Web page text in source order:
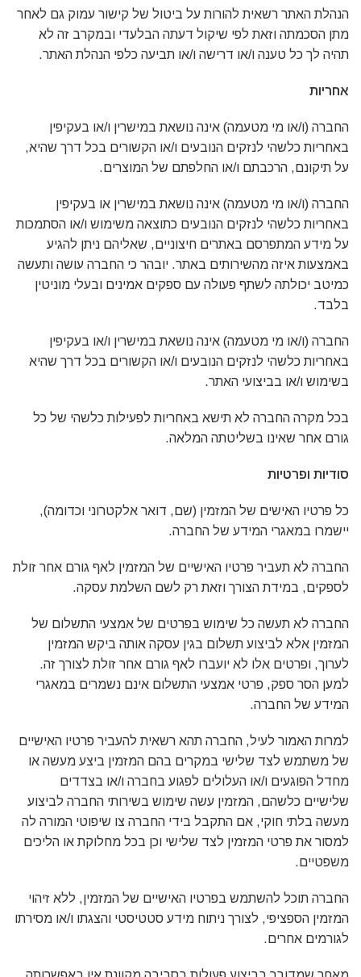
הנהלת האתר רשאית להורות על ביטול של קישור עמוק גם לאחר
מתן הסכמתה וזאת לפי שיקול דעתה הבלעדי ובמקרב זה לא
תהיה לך כל טענה ו/או דרישה ו/או תביעה כלפי הנהלת האתר.
אחריות
החברה (ו/או מי מטעמה) אינה נושאת במישרין ו/או בעקיפין
באחריות כלשהי לנזקים הנובעים ו/או הקשורים בכל דרך שהיא,
על תיקונם, הרכבתם ו/או החלפתם של המוצרים.
החברה (ו/או מי מטעמה) אינה נושאת במישרין או בעקיפין
באחריות כלשהי לנזקים הנובעים כתוצאה משימוש ו/או הסתמכות
על מידע המתפרסם באתרים חיצוניים, שאליהם ניתן להגיע
באמצעות איזה מהשירותים באתר. יובהר כי החברה עושה ותעשה
כמיטב יכולתה לשתף פעולה עם ספקים אמינים ובעלי מוניטין
בלבד.
החברה (ו/או מי מטעמה) אינה נושאת במישרין ו/או בעקיפין
באחריות כלשהי לנזקים הנובעים ו/או הקשורים בכל דרך שהיא
בשימוש ו/או בביצועי האתר.
בכל מקרה החברה לא תישא באחריות לפעילות כלשהי של כל
גורם אחר שאינו בשליטתה המלאה.
סודיות ופרטיות
כל פרטיו האישים של המזמין (שם, דואר אלקטרוני וכדומה),
יישמרו במאגרי המידע של החברה.
החברה לא תעביר פרטיו האישיים של המזמין לאף גורם אחר זולת
לספקים, במידת הצורך וזאת רק לשם השלמת עסקה.
החברה לא תעשה כל שימוש בפרטים של אמצעי התשלום של
המזמין אלא לביצוע תשלום בגין עסקה אותה ביקש המזמין
לערוך, ופרטים אלו לא יועברו לאף גורם אחר זולת לצורך זה.
למען הסר ספק, פרטי אמצעי התשלום אינם נשמרים במאגרי
המידע של החברה.
למרות האמור לעיל, החברה תהא רשאית להעביר פרטיו האישיים
של משתמש לצד שלישי במקרים בהם המזמין ביצע מעשה או
מחדל הפוגעים ו/או העלולים לפגוע בחברה ו/או בצדדים
שלישיים כלשהם, המזמין עשה שימוש בשירותי החברה לביצוע
מעשה בלתי חוקי, אם התקבל בידי החברה צו שיפוטי המורה לה
למסור את פרטי המזמין לצד שלישי וכן בכל מחלוקת או הליכים
משפטיים.
החברה תוכל להשתמש בפרטיו האישיים של המזמין, ללא זיהוי
המזמין הספציפי, לצורך ניתוח מידע סטטיסטי והצגתו ו/או מסירתו
לגורמים אחרים.